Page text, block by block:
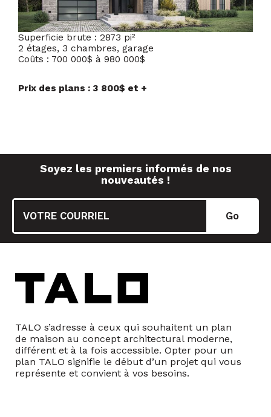
Superficie brute : 2873 pi²
2 étages, 3 chambres, garage
Coûts : 700 000$ à 980 000$
Prix des plans : 3 800$ et +
Soyez les premiers informés de nos
nouveautés !
TALO s’adresse à ceux qui souhaitent un plan
de maison au concept architectural moderne,
différent et à la fois accessible. Opter pour un
plan TALO signifie le début d’un projet qui vous
représente et convient à vos besoins.